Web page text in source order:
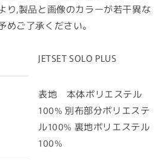
り,製品と画像のカラーが若干異な
ご了承ください。
JETSET SOLO PLUS
表地 本体ポリエステル
100% 別布部分ポリエステ
ル100% 裏地ポリエステル
100%